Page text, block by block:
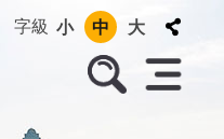
字級 小 中 大